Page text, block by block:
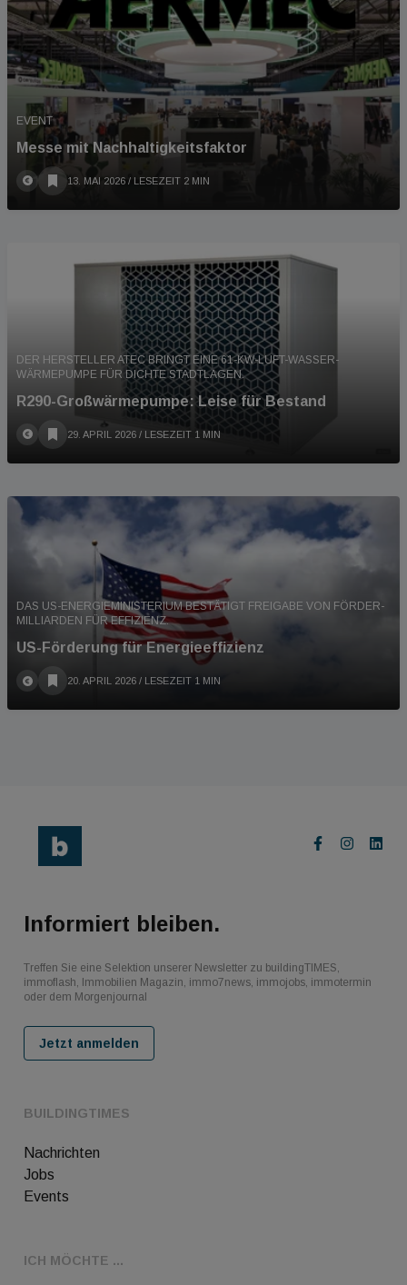
EVENT
Messe mit Nachhaltigkeitsfaktor
13. MAI 2026 / LESEZEIT 2 MIN
DER HERSTELLER ATEC BRINGT EINE 61-KW-LUFT-WASSER-
WÄRMEPUMPE FÜR DICHTE STADTLAGEN.
R290-Großwärmepumpe: Leise für Bestand
29. APRIL 2026 / LESEZEIT 1 MIN
DAS US-ENERGIEMINISTERIUM BESTÄTIGT FREIGABE VON FÖRDER-
MILLIARDEN FÜR EFFIZIENZ.
US-Förderung für Energieeffizienz
20. APRIL 2026 / LESEZEIT 1 MIN
BUILDINGTIMES
Nachrichten
Jobs
Events
ICH MÖCHTE ...
Informiert bleiben.
Treffen Sie eine Selektion unserer Newsletter zu buildingTIMES,
immoflash, Immobilien Magazin, immo7news, immojobs, immotermin
oder dem Morgenjournal
Jetzt anmelden